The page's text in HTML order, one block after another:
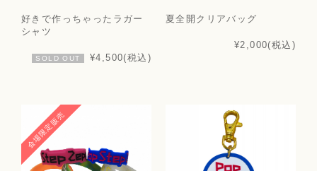
好きで作っちゃったラガー
シャツ
SOLD OUT ¥4,500(税込)
夏全開クリアバッグ
¥2,000(税込)
会場限定販売